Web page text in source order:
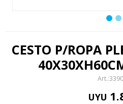
CESTO P/ROPA
UYU